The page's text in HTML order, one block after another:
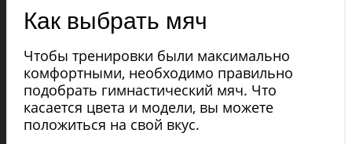
Как выбрать мяч
Чтобы тренировки были максимально
комфортными, необходимо правильно
подобрать гимнастический мяч. Что
касается цвета и модели, вы можете
положиться на свой вкус.